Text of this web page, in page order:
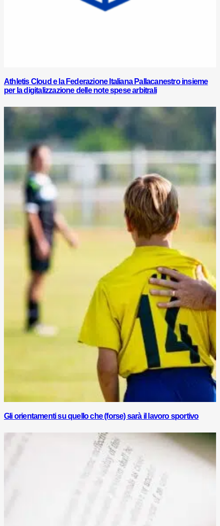
Athletis Cloud e la Federazione Italiana Pallacanestro insieme
per la digitalizzazione delle note spese arbitrali
Gli orientamenti su quello che (forse) sarà il lavoro sportivo